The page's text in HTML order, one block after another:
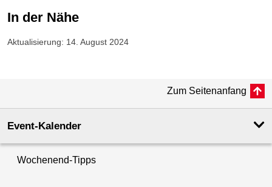
In der Nähe
Aktualisierung: 14. August 2024
Zum Seitenanfang
Event-Kalender
Wochenend-Tipps